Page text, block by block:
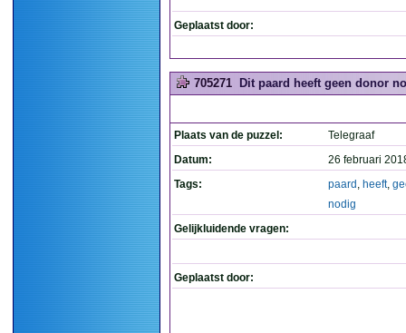
Geplaatst door:
705271 Dit paard heeft geen donor
Plaats van de puzzel:
Telegraaf
Datum:
26 februari
Tags:
paard , heeft,
nodig
Gelijkluidende vragen:
Geplaatst door: